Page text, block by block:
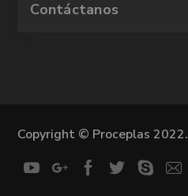
Contáctanos
Copyright © Proceplas 2022.